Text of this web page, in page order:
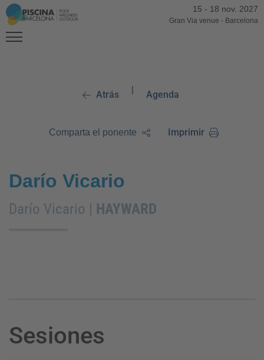
15 - 18 nov. 2027
Gran Via venue - Barcelona
Atrás | Agenda
Comparta el ponente Imprimir
Darío Vicario
Darío Vicario | HAYWARD
Sesiones